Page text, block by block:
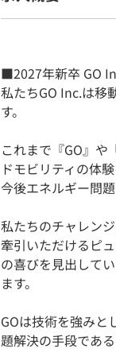
■2027年新卒 GO
私たちGO Inc.は移
す。
これまで『GO』や
ドモビリティの体
今後エネルギー問
私たちのチャレン
牽引いただけるピ
の喜びを見出して
ます。
GOは技術を強みと
題解決の手段であ